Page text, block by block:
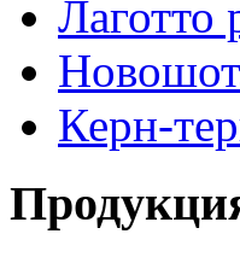
Лаготто
Керн-